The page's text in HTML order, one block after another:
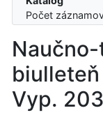
Počet
biulleteň
Vyp. 203